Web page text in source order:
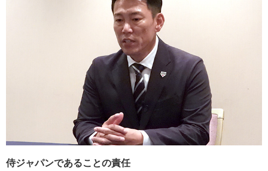
侍ジャパンであることの責任